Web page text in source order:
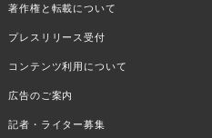
著作権と転載について
プレスリリース受付
コンテンツ利用について
広告のご案内
記者・ライター募集